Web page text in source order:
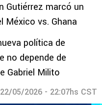
Gutiérrez marcó un
México vs. Ghana
política de
no depende de
Gabriel Milito
22/05/2026 - 22:07hs CST